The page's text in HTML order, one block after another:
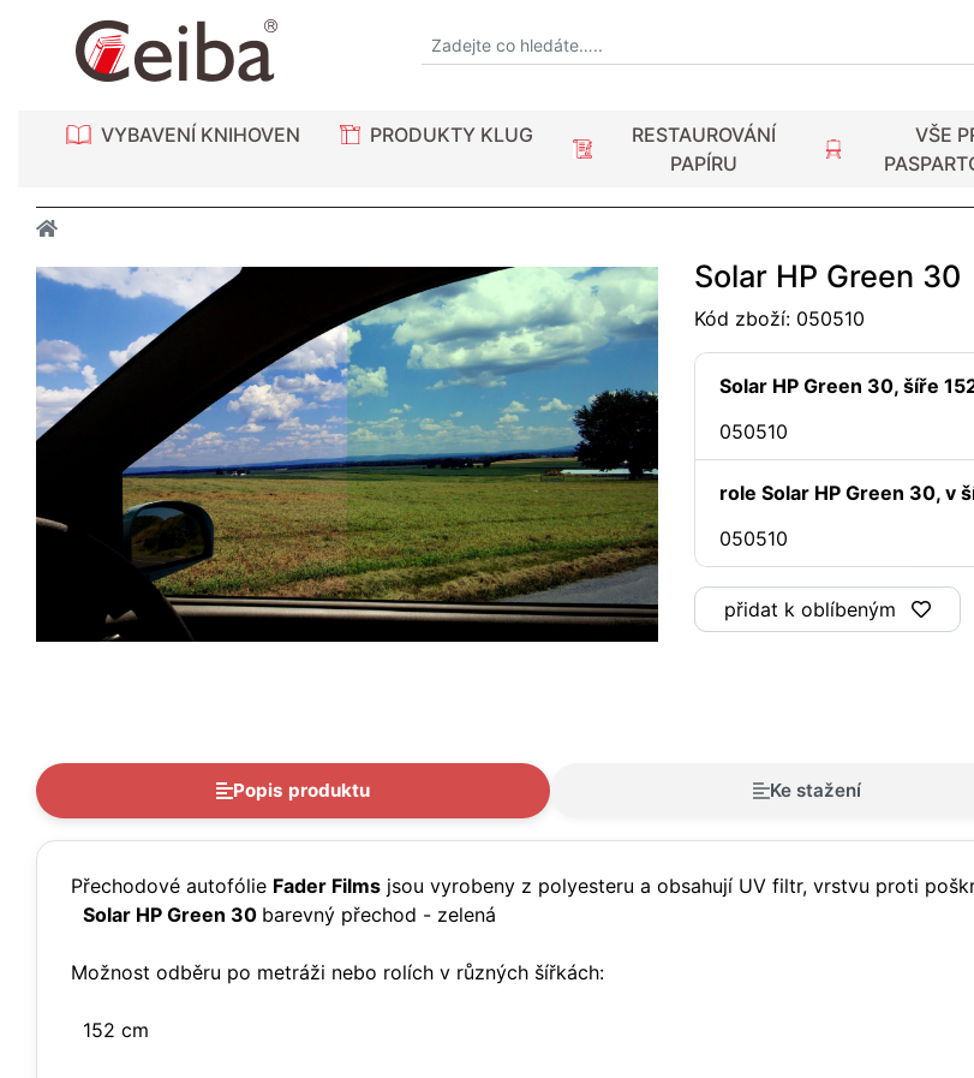
VYBAVENÍ KNIHOVEN PRODUKTY KLUG
RESTAUROVÁNÍ
PAPÍRU
VŠE
Solar HP Green 30
Kód zboží: 050510
Solar HP Green 30, šíře
050510
role Solar HP Green 30, v
050510
přidat k oblíbeným
Popis produktu Ke stažení
Přechodové autofólie Fader Films jsou vyrobeny z polyesteru a obsahují UV filtr, vrstvu proti
Solar HP Green 30 barevný přechod - zelená
Možnost odběru po metráži nebo rolích v různých šířkách:
152 cm